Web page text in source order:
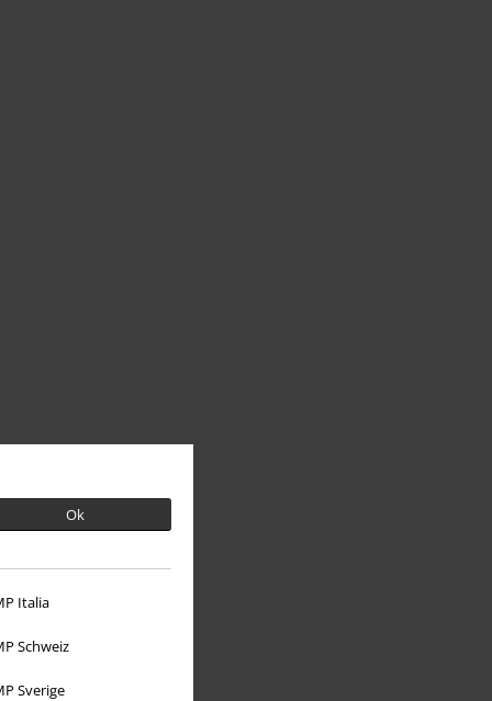
Ok
Italia
Schweiz
Sverige